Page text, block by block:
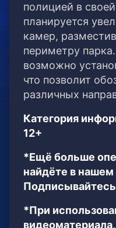
полицией в
планируется
камер,
периметру
возможно
что позволит
различных
Категория
12+
*Ещё больше
найдёте в
Подписывайтесь
*При